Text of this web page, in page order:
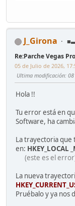
J_Girona
Re:Parche Vegas
05 de Julio de 2026,
Ultima modificación: 08
Hola !!
Tu error está en
Software, ha
La trayectoria que
en: HKEY_LOCAL
(este es el
La nueva
Pruébalo y ya nos